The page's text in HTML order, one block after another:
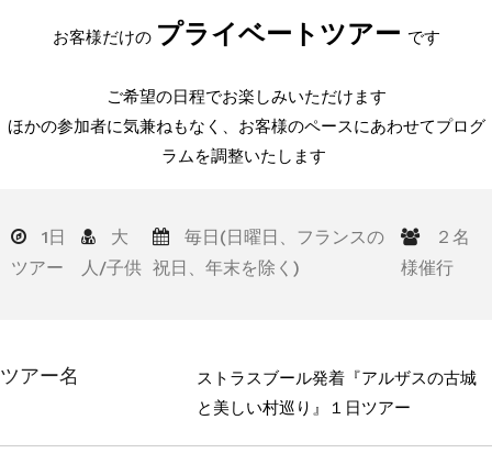
お客様だけの プライベートツアー です
ご希望の日程でお楽しみいただけます
ほかの参加者に気兼ねもなく、お客様のペースにあわせてプログ
ラムを調整いたします
1日
ツアー
大
人/子供
毎日(日曜日、フランスの
祝日、年末を除く)
２名
様催行
ツアー名
ストラスブール発着『アルザスの古城
と美しい村巡り』１日ツアー